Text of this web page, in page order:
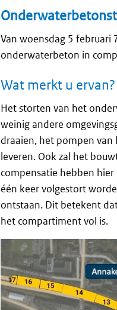
Van woensdag 5
onderwaterbeton in
Wat merkt u ervan?
Het storten van het
weinig andere
draaien, het pompen
leveren. Ook zal het
compensatie hebben
één keer volgestort
ontstaan. Dit betekent
het compartiment vol is.